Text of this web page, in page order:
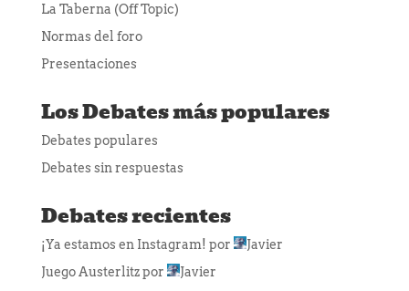
La Taberna (Off Topic)
Normas del foro
Presentaciones
Los Debates más populares
Debates populares
Debates sin respuestas
Debates recientes
¡Ya estamos en Instagram! por
Javier
Juego Austerlitzpor
Javier